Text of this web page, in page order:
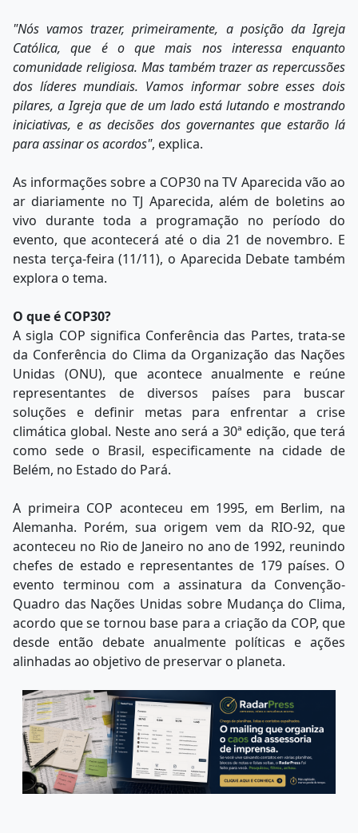
"Nós vamos trazer, primeiramente, a posição da Igreja
Católica, que é o que mais nos interessa enquanto
comunidade religiosa. Mas também trazer as repercussões
dos líderes mundiais. Vamos informar sobre esses dois
pilares, a Igreja que de um lado está lutando e mostrando
iniciativas, e as decisões dos governantes que estarão lá
para assinar os acordos", explica.
As informações sobre a COP30 na TV Aparecida vão ao
ar diariamente no TJ Aparecida, além de boletins ao
vivo durante toda a programação no período do
evento, que acontecerá até o dia 21 de novembro. E
nesta terça-feira (11/11), o Aparecida Debate também
explora o tema.
O que é COP30?
A sigla COP significa Conferência das Partes, trata-se
da Conferência do Clima da Organização das Nações
Unidas (ONU), que acontece anualmente e reúne
representantes de diversos países para buscar
soluções e definir metas para enfrentar a crise
climática global. Neste ano será a 30ª edição, que terá
como sede o Brasil, especificamente na cidade de
Belém, no Estado do Pará.
A primeira COP aconteceu em 1995, em Berlim, na
Alemanha. Porém, sua origem vem da RIO-92, que
aconteceu no Rio de Janeiro no ano de 1992, reunindo
chefes de estado e representantes de 179 países. O
evento terminou com a assinatura da Convenção-
Quadro das Nações Unidas sobre Mudança do Clima,
acordo que se tornou base para a criação da COP, que
desde então debate anualmente políticas e ações
alinhadas ao objetivo de preservar o planeta.